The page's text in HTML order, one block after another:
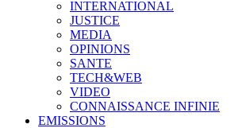
INTERNATIONAL
JUSTICE
MEDIA
OPINIONS
SANTE
TECH&WEB
VIDEO
CONNAISSANCE INFINIE
EMISSIONS